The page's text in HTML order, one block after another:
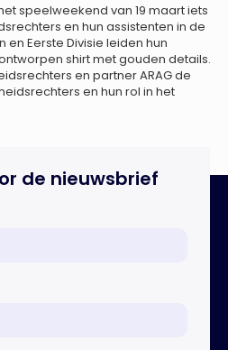
speelweekend van 19 maart iets
en hun assistenten in de
en Eerste Divisie leiden hun
shirt met gouden details.
en partner ARAG de
en hun rol in het
de nieuwsbrief